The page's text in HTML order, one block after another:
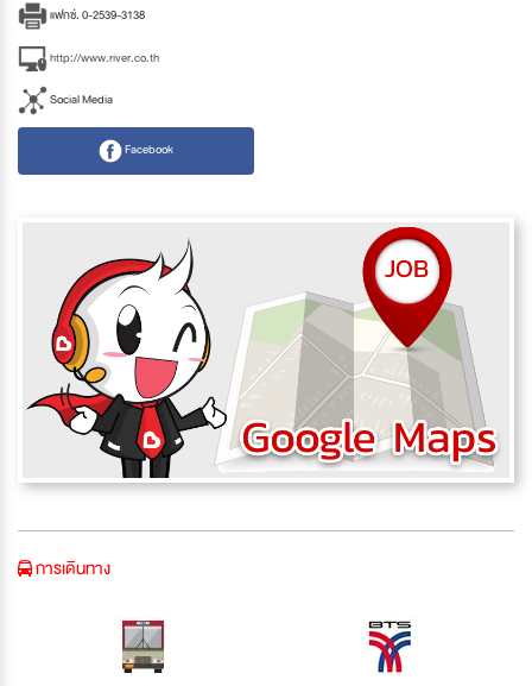
แฟกซ์. 0-2539-3138
http://www.river.co.th
Social Media
Facebook
การเดินทาง